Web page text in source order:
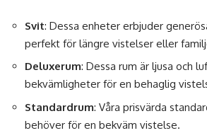
Svit: Dessa enheter erbjuder
perfekt för längre vistelser eller
Deluxerum: Dessa rum är ljusa och
bekvämligheter för en behaglig
Standardrum: Våra prisvärda
behöver för en bekväm vistelse.